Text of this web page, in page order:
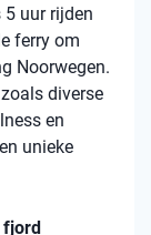
uur rijden
ferry om
Noorwegen.
diverse
en
unieke